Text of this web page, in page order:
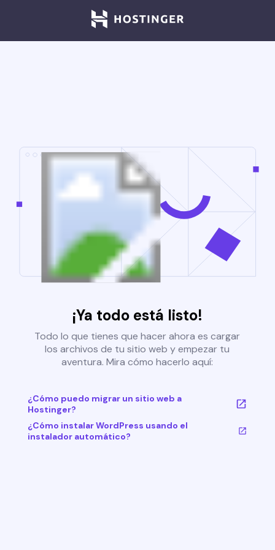
¡Ya todo está listo!
Todo lo que tienes que hacer ahora es cargar
los archivos de tu sitio web y empezar tu
aventura. Mira cómo hacerlo aquí:
¿Cómo puedo migrar un sitio web a
Hostinger?
¿Cómo instalar WordPress usando el
instalador automático?